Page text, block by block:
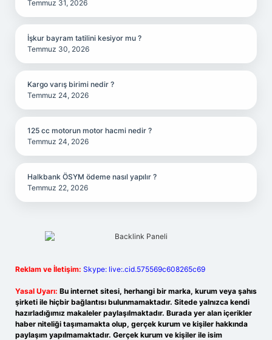
Temmuz 31, 2026
İşkur bayram tatilini kesiyor mu ?
Temmuz 30, 2026
Kargo varış birimi nedir ?
Temmuz 24, 2026
125 cc motorun motor hacmi nedir ?
Temmuz 24, 2026
Halkbank ÖSYM ödeme nasıl yapılır ?
Temmuz 22, 2026
Reklam ve İletişim: Skype: live:.cid.575569c608265c69
Yasal Uyarı: Bu internet sitesi, herhangi bir marka, kurum veya şahıs
şirketi ile hiçbir bağlantısı bulunmamaktadır. Sitede yalnızca kendi
hazırladığımız makaleler paylaşılmaktadır. Burada yer alan içerikler
haber niteliği taşımamakta olup, gerçek kurum ve kişiler hakkında
paylaşım yapılmamaktadır. Gerçek kurum ve kişiler ile isim